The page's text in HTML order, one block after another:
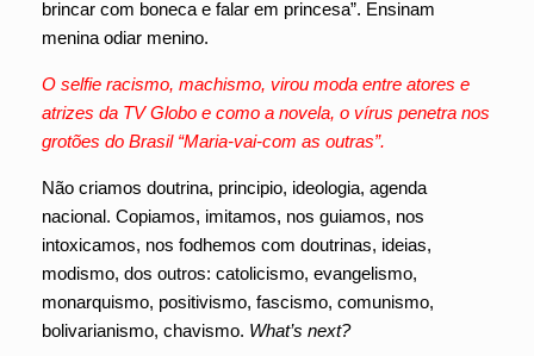
brincar com boneca e falar em princesa”. Ensinam
menina odiar menino.
O selfie racismo, machismo, virou moda entre atores e
atrizes da TV Globo e como a novela, o vírus penetra nos
grotões do Brasil “Maria-vai-com as outras”.
Não criamos doutrina, principio, ideologia, agenda
nacional. Copiamos, imitamos, nos guiamos, nos
intoxicamos, nos fodhemos com doutrinas, ideias,
modismo, dos outros: catolicismo, evangelismo,
monarquismo, positivismo, fascismo, comunismo,
bolivarianismo, chavismo. What’s next?